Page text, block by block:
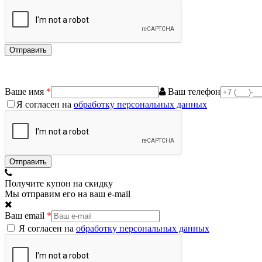
Ваше имя * Ваш телефон
Я согласен на обработку персональных данных
Получите купон на скидку
Мы отправим его на ваш e-mail
Ваш email *
Я согласен на обработку персональных данных